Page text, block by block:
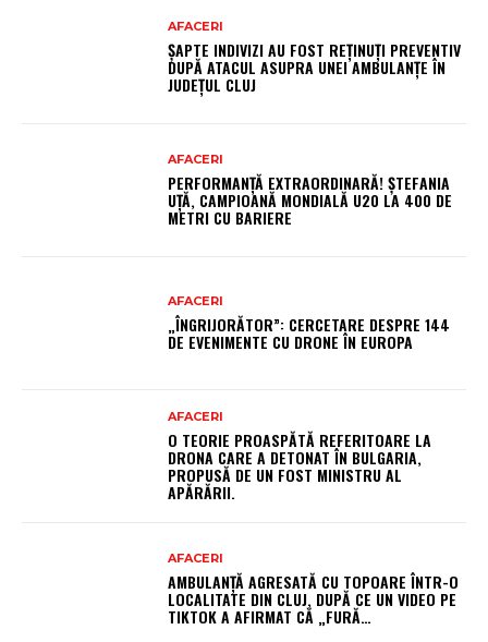
AFACERI
ȘAPTE INDIVIZI AU FOST REȚINUȚI PREVENTIV
DUPĂ ATACUL ASUPRA UNEI AMBULANȚE ÎN
JUDEȚUL CLUJ
AFACERI
PERFORMANȚĂ EXTRAORDINARĂ! ȘTEFANIA
UȚĂ, CAMPIOANĂ MONDIALĂ U20 LA 400 DE
METRI CU BARIERE
AFACERI
„ÎNGRIJORĂTOR”: CERCETARE DESPRE 144
DE EVENIMENTE CU DRONE ÎN EUROPA
AFACERI
O TEORIE PROASPĂTĂ REFERITOARE LA
DRONA CARE A DETONAT ÎN BULGARIA,
PROPUSĂ DE UN FOST MINISTRU AL
APĂRĂRII.
AFACERI
AMBULANȚĂ AGRESATĂ CU TOPOARE ÎNTR-O
LOCALITATE DIN CLUJ, DUPĂ CE UN VIDEO PE
TIKTOK A AFIRMAT CĂ „FURĂ…